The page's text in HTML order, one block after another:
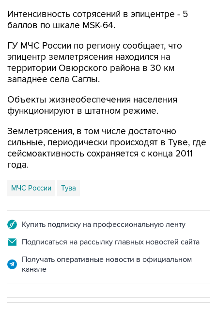
Интенсивность сотрясений в эпицентре - 5
баллов по шкале MSK-64.
ГУ МЧС России по региону сообщает, что
эпицентр землетрясения находился на
территории Овюрского района в 30 км
западнее села Саглы.
Объекты жизнеобеспечения населения
функционируют в штатном режиме.
Землетрясения, в том числе достаточно
сильные, периодически происходят в Туве, где
сейсмоактивность сохраняется с конца 2011
года.
МЧС России Тува
Купить подписку на профессиональную ленту
Подписаться на рассылку главных новостей сайта
Получать оперативные новости в официальном
канале